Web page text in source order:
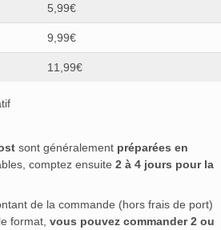
5,99€
9,99€
11,99€
sont généralement préparées en
comptez ensuite 2 à 4 jours pour la
de la commande (hors frais de port)
format, vous pouvez commander 2 ou